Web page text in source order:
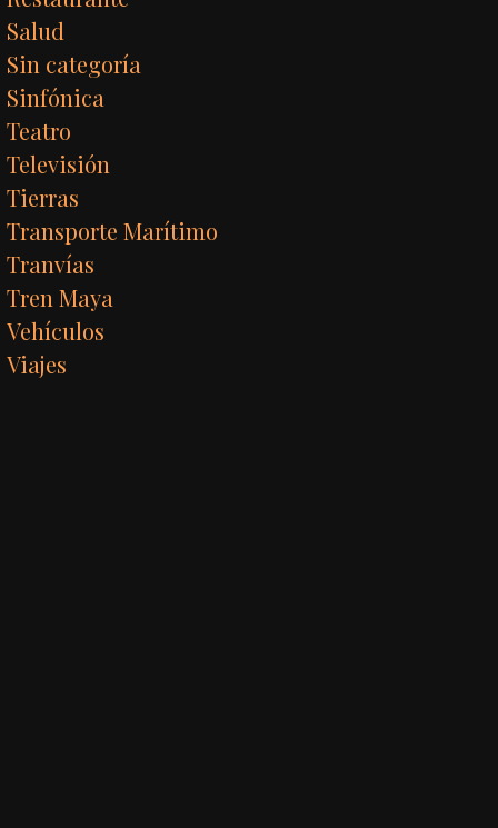
Salud
Sin categoría
Sinfónica
Teatro
Televisión
Tierras
Transporte Marítimo
Tranvías
Tren Maya
Vehículos
Viajes